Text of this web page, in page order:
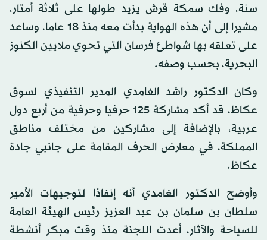
سنة، وفك سمكة قرش يزيد طولها على ثلاثة أمتار،
مشيرا إلى أن هذه الهواية بدأت معه منذ 18 عاما، وساعد
على تعلقه بها شواطئ فرسان التي تحوي ملايين الكنوز
البحرية، بحسب وصفه.
وكان الدكتور راشد الغامدي المدير التنفيذي لسوق
عكاظ، قد أكد مشاركة 125 حرفيا وحرفية من أربع دول
عربية، بالإضافة إلى مشاركين من مختلف مناطق
المملكة، في معارض الحرف المقامة على جانبي جادة
عكاظ.
وأوضح الدكتور الغامدي أنه إنفاذا لتوجيهات الأمير
سلطان بن سلمان بن عبد العزيز رئيس الهيئة العامة
للسياحة والآثار، أعدت اللجنة منذ وقت مبكر أنشطة